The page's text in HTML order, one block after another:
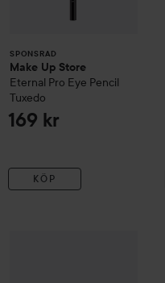
SPONSRAD
Make Up Store
Eternal Pro Eye Pencil
Tuxedo
169 kr
KÖP